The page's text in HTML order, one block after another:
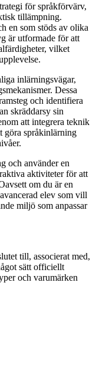
för språkförvärv,
tillämpning.
en som stöds av olika
är utformade för att
vilket
inlärningsvägar,
Dessa
och identifiera
skräddarsy sin
att integrera teknik
göra språkinlärning
och använder en
aktiviteter för att
om du är en
elev som vill
miljö som anpassar
till, associerat med,
sätt officiellt
och varumärken